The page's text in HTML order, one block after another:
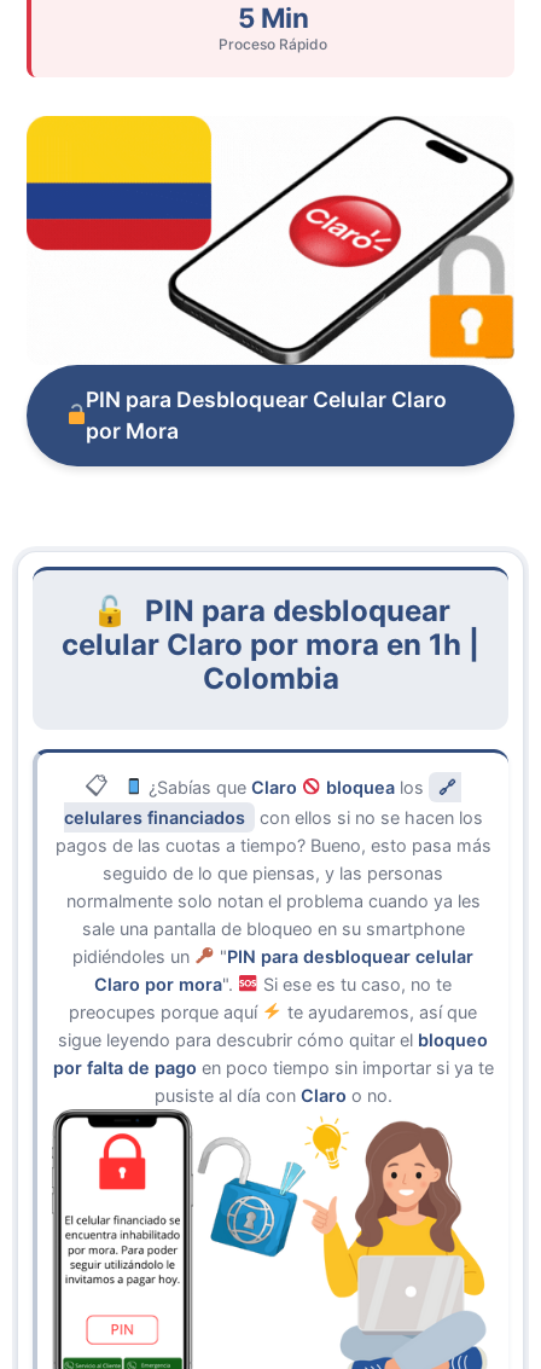
5 Min
Proceso Rápido
PIN para Desbloquear Celular Claro
por Mora
PIN para desbloquear
celular Claro por mora en 1h |
Colombia
¿Sabías queClaro bloquea los
celulares financiados
con ellos si no se hacen los
pagos de las cuotas a tiempo? Bueno, esto pasa más
seguido de lo que piensas, y las personas
normalmente solo notan el problema cuando ya les
sale una pantalla de bloqueo en su smartphone
pidiéndoles un
"PIN para desbloquear celular
Claro por mora".
Si ese es tu caso, no te
preocupes porque aquí
te ayudaremos, así que
sigue leyendo para descubrir cómo quitar el bloqueo
por falta de pago en poco tiempo sin importar si ya te
pusiste al día con Claro o no.